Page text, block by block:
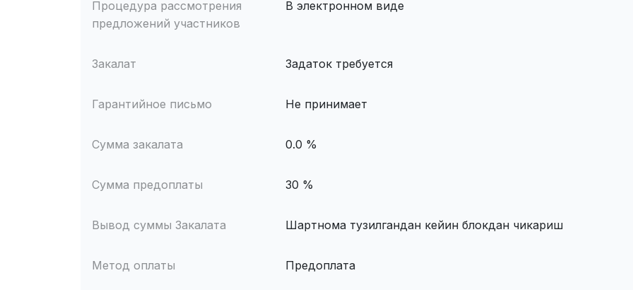
Процедура рассмотрения
предложений участников
В электронном виде
Закалат Задаток требуется
Гарантийное письмо Не принимает
Сумма закалата 0.0 %
Сумма предоплаты 30 %
Вывод суммы Закалата Шартнома тузилгандан кейин блокдан чикариш
Метод оплаты Предоплата